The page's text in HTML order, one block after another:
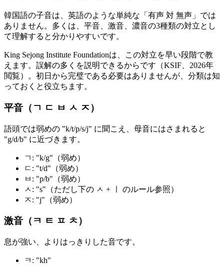
韓国語の子音は、英語のような単純な「有声 対 無声」では
ありません。多くは、平音、激音、濃音の3種類の対立とし
て理解すると分かりやすいです。
King Sejong Institute Foundationは、この対立を早い段階で教
えます。誤解の多くを説明できるからです（KSIF、2026年
閲覧）。初日から完璧である必要はありませんが、分類は知
っておくと役立ちます。
平音（ㄱ ㄷ ㅂ ㅅ ㅈ）
語頭では弱めの "k/t/p/s/j" に聞こえ、母音にはさまれると
"g/d/b" に近づきます。
ㄱ: "k/g"（弱め）
ㄷ: "t/d"（弱め）
ㅂ: "p/b"（弱め）
ㅅ: "s"（ただし下の ㅅ + ㅣ のルール参照）
ㅈ: "j"（弱め）
激音（ㅋ ㅌ ㅍ ㅊ）
息が強い、よりはっきりした音です。
ㅋ: "kh"